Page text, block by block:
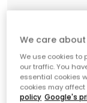
We care
We use cookies
our traffic. You
essential cookies
cookies may affect
policy Google's